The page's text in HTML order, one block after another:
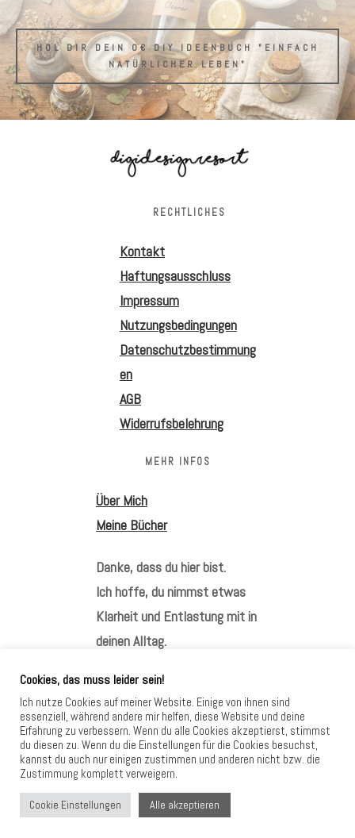
HOL DIR DEIN 0€ DIY IDEENBUCH "EINFACH
NATÜRLICHER LEBEN"
RECHTLICHES
Kontakt
Haftungsausschluss
Impressum
Nutzungsbedingungen
Datenschutzbestimmung
en
AGB
Widerrufsbelehrung
MEHR INFOS
Über Mich
Meine Bücher
Danke, dass du hier bist.
Ich hoffe, du nimmst etwas
Klarheit und Entlastung mit in
deinen Alltag.
HIER FINDEST DU MICH
Cookies, das muss leider sein!
Ich nutze Cookies auf meiner Website. Einige von ihnen sind
essenziell, während andere mir helfen, diese Website und deine
Erfahrung zu verbessern. Wenn du alle Cookies akzeptierst, stimmst
du diesen zu. Wenn du die Einstellungen für die Cookies besuchst,
kannst du auch nur einigen zustimmen und anderen nicht bzw. die
Zustimmung komplett verweigern.
Cookie Einstellungen Alle akzeptieren